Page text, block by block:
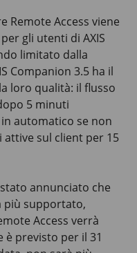
Remote Access viene
gli utenti di AXIS
limitato dalla
Companion 3.5 ha il
loro qualità: il flusso
5 minuti
automatico se non
sul client per 15
annunciato che
più supportato,
Access verrà
è previsto per il 31